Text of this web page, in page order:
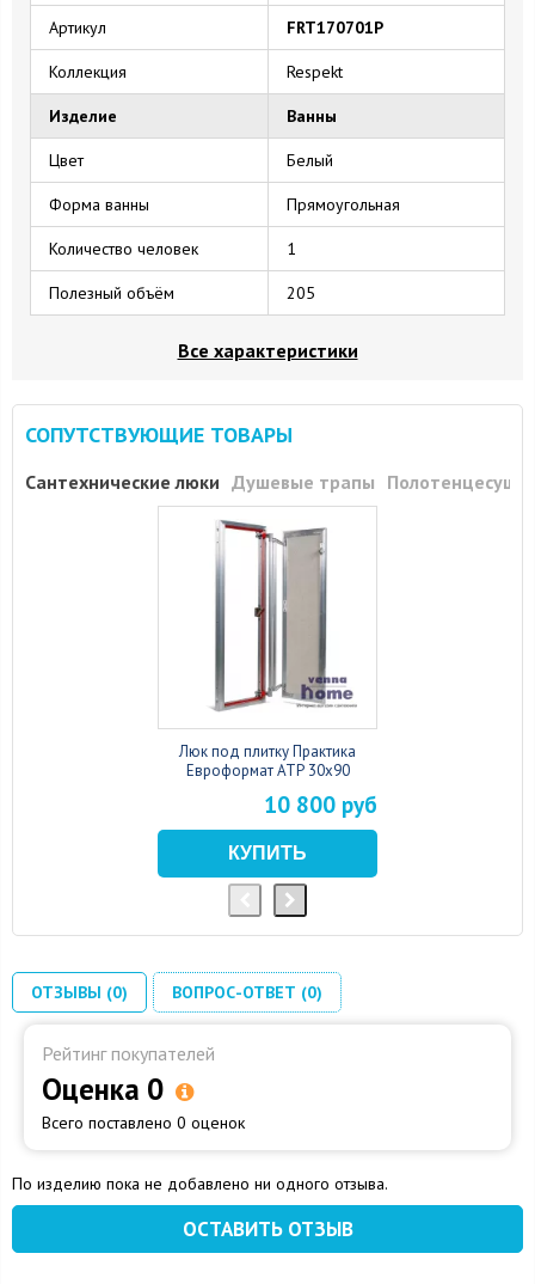
Артикул FRT170701P
Коллекция Respekt
Изделие Ванны
Цвет Белый
Форма ванны Прямоугольная
Количество человек 1
Полезный объём 205
Все характеристики
СОПУТСТВУЮЩИЕ ТОВАРЫ
Сантехнические люки Душевые трапы
Люк под плитку Практика
Евроформат АТР 30x90
10 800 руб
ОТЗЫВЫ (0) ВОПРОС-ОТВЕТ (0)
Рейтинг покупателей
Оценка 0
Всего поставлено 0 оценок
По изделию пока не добавлено ни одного отзыва.
ОСТАВИТЬ ОТЗЫВ